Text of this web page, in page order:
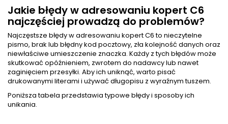
Jakie błędy w adresowaniu kopert C6
najczęściej prowadzą do problemów?
Najczęstsze błędy w adresowaniu kopert C6 to nieczytelne
pismo, brak lub błędny kod pocztowy, zła kolejność danych oraz
niewłaściwe umieszczenie znaczka. Każdy z tych błędów może
skutkować opóźnieniem, zwrotem do nadawcy lub nawet
zaginięciem przesyłki. Aby ich uniknąć, warto pisać
drukowanymi literami i używać długopisu z wyraźnym tuszem.
Poniższa tabela przedstawia typowe błędy i sposoby ich
unikania.